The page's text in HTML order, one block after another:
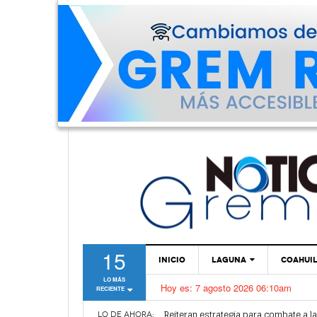
15
LO MÁS
RECIENTE
INICIO LAGUNA
TORREÓN
GÓMEZ PALACIO
Hoy es: 7 agosto 2026 06:10am
LO DE AHORA:
Alertan por plaga de garrapatas en